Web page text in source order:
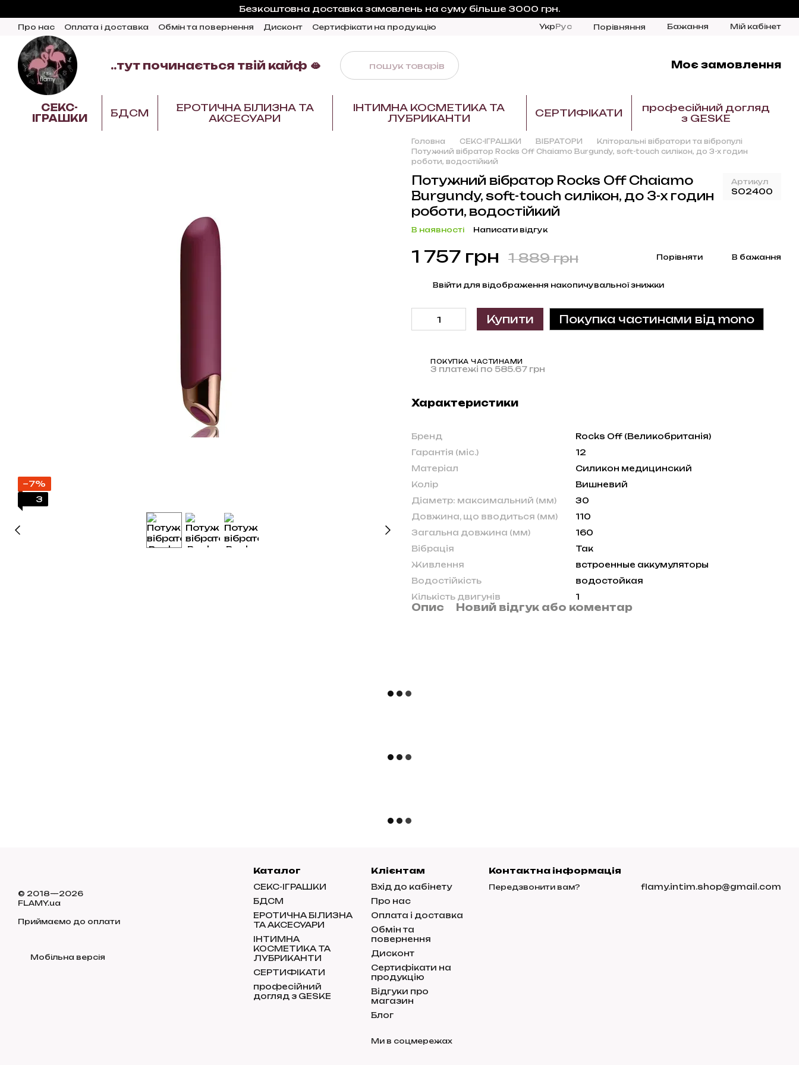
Безкоштовна доставка замовлень на суму більше 3000 грн.
Про нас Оплата і доставка Обмін та повернення Дисконт
Сертифікати на продукцію
Відгуки про магазин
УкрРус Порівняння Бажання Мій кабінет
..тут починається твій кайф 🫦 Моє замовлення
СЕКС-
ІГРАШКИ
БДСМ
ЕРОТИЧНА БІЛИЗНА ТА
АКСЕСУАРИ
ІНТИМНА КОСМЕТИКА ТА
ЛУБРИКАНТИ
СЕРТИФІКАТИ
професійний догляд
з GESKE
−7%
3
Головна СЕКС-ІГРАШКИ ВІБРАТОРИ
Кліторальні вібратори та вібропулі
Потужний вібратор Rocks Off Chaiamo Burgundy, soft-touch силікон, до 3-х годин
роботи, водостійкий
Потужний вібратор Rocks Off Chaiamo
Burgundy, soft-touch силікон, до 3-х годин
роботи, водостійкий
Артикул
SO2400
В наявності Написати відгук
1 757 грн 1 889 грн Порівняти В бажання
Ввійти для відображення накопичувальної знижки
Купити Покупка частинами від mono
ПОКУПКА ЧАСТИНАМИ
3 платежі по 585.67 грн
Характеристики
Бренд
Rocks Off (Великобританія)
Гарантія (міс.)
12
Матеріал
Силикон медицинский
Колір
Вишневий
Діаметр: максимальний (мм)
30
Довжина, що вводиться (мм)
110
Загальна довжина (мм)
160
Вібрація
Так
Живлення
встроенные аккумуляторы
Водостійкість
водостойкая
Кількість двигунів
1
Опис Новий відгук або коментар
© 2018—2026
FLAMY.ua
Приймаємо до оплати
Мобільна версія
Каталог
СЕКС-ІГРАШКИ
БДСМ
ЕРОТИЧНА БІЛИЗНА
ТА АКСЕСУАРИ
ІНТИМНА
КОСМЕТИКА ТА
ЛУБРИКАНТИ
СЕРТИФІКАТИ
професійний
догляд з GESKE
Клієнтам
Вхід до кабінету
Про нас
Оплата і доставка
Обмін та
повернення
Дисконт
Сертифікати на
продукцію
Відгуки про
магазин
Блог
Ми в соцмережах
Контактна інформація
Передзвонити вам? flamy.intim.shop@gmail.com